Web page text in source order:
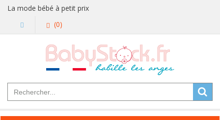
La mode bébé à petit prix
(0)